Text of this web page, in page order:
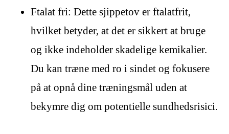
Ftalat fri: Dette sjippetov er ftalatfrit,
hvilket betyder, at det er sikkert at bruge
og ikke indeholder skadelige kemikalier.
Du kan træne med ro i sindet og fokusere
på at opnå dine træningsmål uden at
bekymre dig om potentielle sundhedsrisici.